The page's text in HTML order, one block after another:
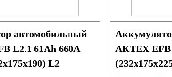
автомобильный
L2.1 61Ah 660A
L2
АКТЕХ